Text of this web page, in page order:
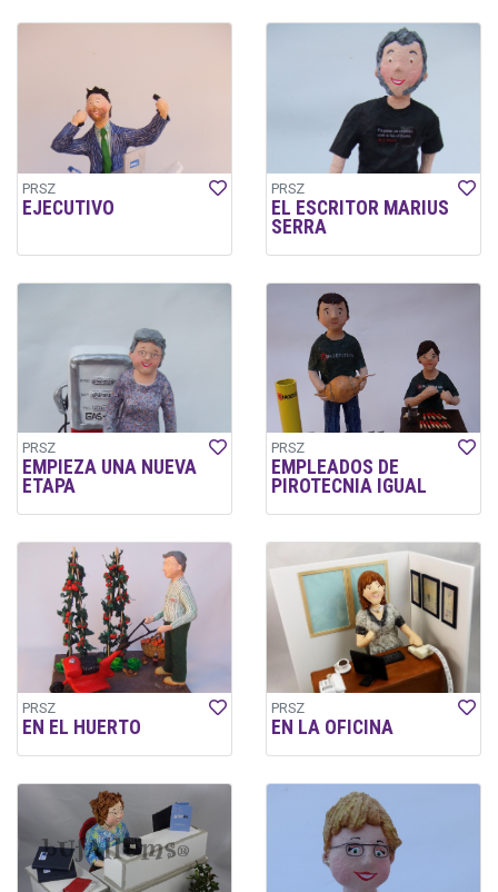
PRSZ
EJECUTIVO
PRSZ
EL ESCRITOR MARIUS
SERRA
PRSZ
EMPIEZA UNA NUEVA
ETAPA
PRSZ
EMPLEADOS DE
PIROTECNIA IGUAL
PRSZ
EN EL HUERTO
PRSZ
EN LA OFICINA